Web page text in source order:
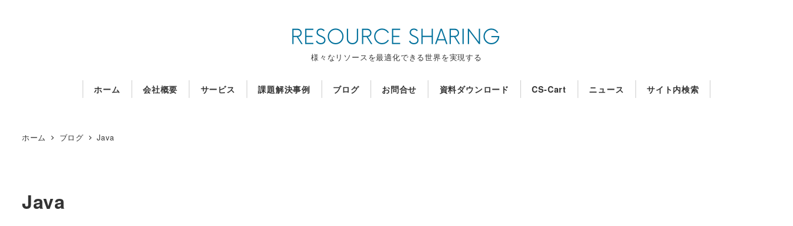
様々なリソースを最適化できる世界を実現する
ホーム 会社概要 サービス 課題解決事例 ブログ お問合せ 資料ダウンロード CS-Cart ニュース サイト内検索
ホーム ブログ Java
Java